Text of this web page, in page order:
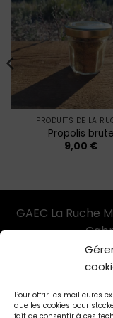
Pour offrir les meilleures
que les cookies pour
PRODUITS DE LA
Propolis brute
9,00 €
GAEC La Ruche